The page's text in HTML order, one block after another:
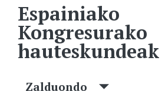
Espainiako
Kongresurako
hauteskundeak
Zalduondo